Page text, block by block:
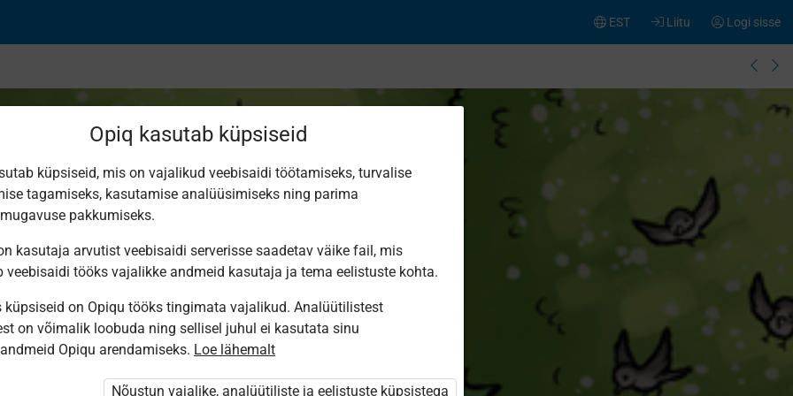
Logi sisse
Liitu
EST
ole Opiqusse sisse logitud.
paketi
Opiq kasutab küpsiseid
küpsiseid, mis on vajalikud veebisaidi töötamiseks, turvalise
tagamiseks, kasutamise analüüsimiseks ning parima
pakkumiseks.
kasutaja arvutist veebisaidi serverisse saadetav väike fail, mis
veebisaidi tööks vajalikke andmeid kasutaja ja tema eelistuste kohta.
küpsiseid on Opiqu tööks tingimata vajalikud. Analüütilistest
on võimalik loobuda ning sellisel juhul ei kasutata sinu
Opiqu arendamiseks. Loe lähemalt
Nõustun vajalike, analüütiliste ja eelistuste küpsistega